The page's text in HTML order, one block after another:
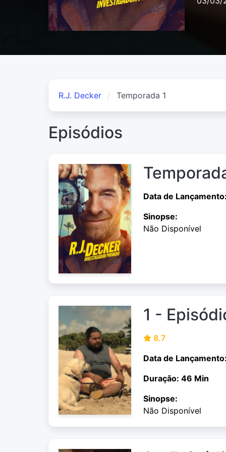
R.J. Decker Temporada 1
Episódios
Data de
Sinopse:
Não Disponível
1 -
8.7
Data de
Duração: 46 Min
Sinopse:
Não Disponível